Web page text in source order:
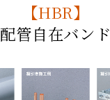
【HBR】
配管自在バンド